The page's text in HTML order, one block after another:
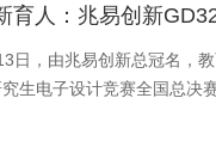
育人：兆易创新
日，由兆易创新总冠名，
生电子设计竞赛全国总决